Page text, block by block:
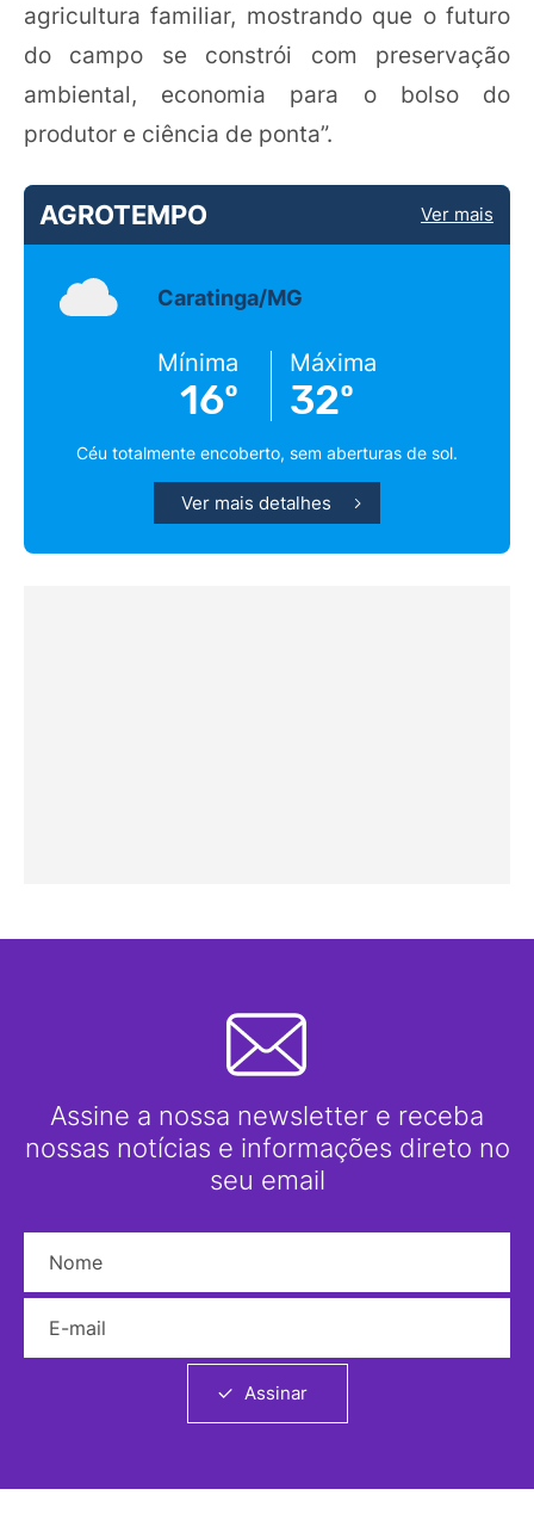
agricultura familiar, mostrando que o futuro
do campo se constrói com preservação
ambiental, economia para o bolso do
produtor e ciência de ponta”.
AGROTEMPO Ver mais
Caratinga/MG
Mínima
16º
Máxima
32º
Céu totalmente encoberto, sem aberturas de sol.
Ver mais detalhes
Assine a nossa newsletter e receba
nossas notícias e informações direto no
seu email
Assinar